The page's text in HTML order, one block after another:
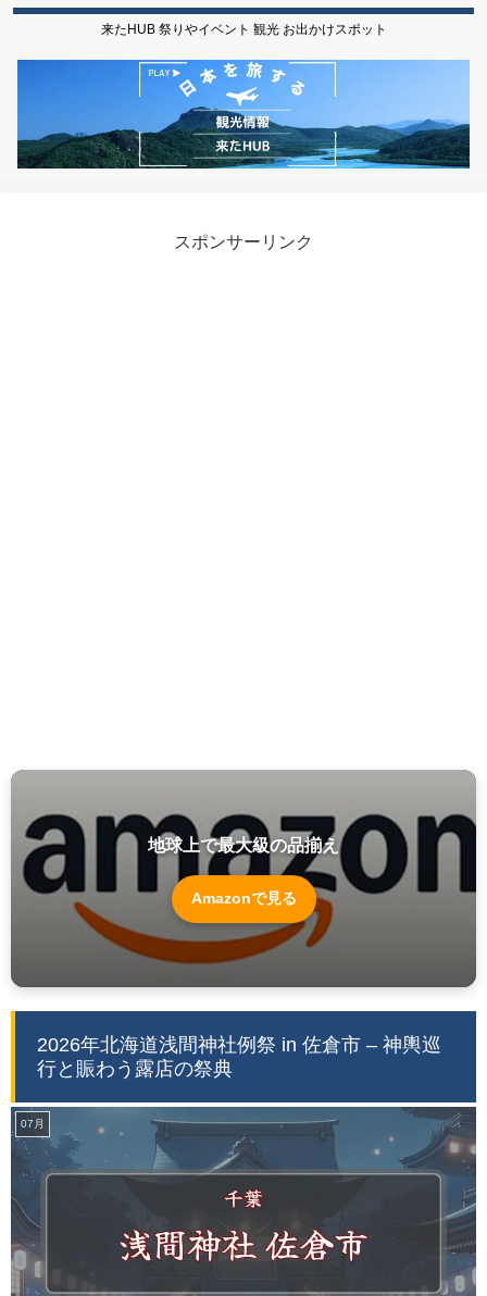
来たHUB 祭りやイベント 観光 お出かけスポット
スポンサーリンク
地球上で最大級の品揃え
Amazonで見る
2026年北海道浅間神社例祭 in 佐倉市 – 神輿巡
行と賑わう露店の祭典
07月